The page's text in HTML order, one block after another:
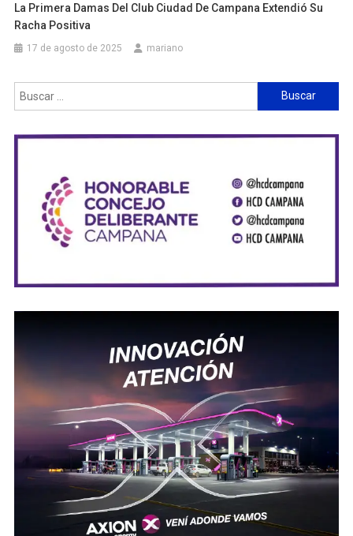
La Primera Damas Del Club Ciudad De Campana Extendió Su
Racha Positiva
17 de agosto de 2025 mariano
Buscar: